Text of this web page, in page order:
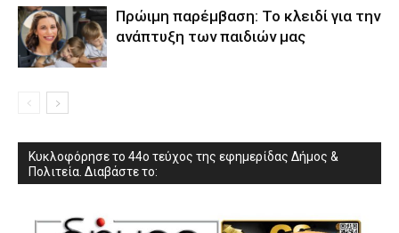
Πρώιμη παρέμβαση: Το κλειδί για την
ανάπτυξη των παιδιών µας
Κυκλοφόρησε το 44ο τεύχος της εφημερίδας Δήμος &
Πολιτεία. Διαβάστε το: